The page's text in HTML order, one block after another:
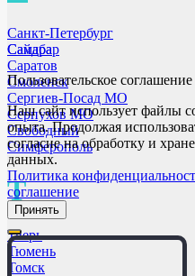
Санкт-Петербург
Самара
Саратов
Смоленск
Сергиев-Посад МО
Серпухов МО
Свободный
Симферополь
Т
Тверь
Тюмень
Томск
Сайдбар
Пользовательское соглашение
Наш сайт использует файлы
опыта. Продолжая
согласие на обработку и
данных.
Политика
соглашение
Принять